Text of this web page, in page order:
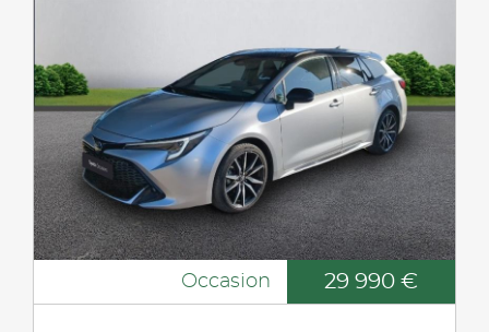
Occasion 29 990 €